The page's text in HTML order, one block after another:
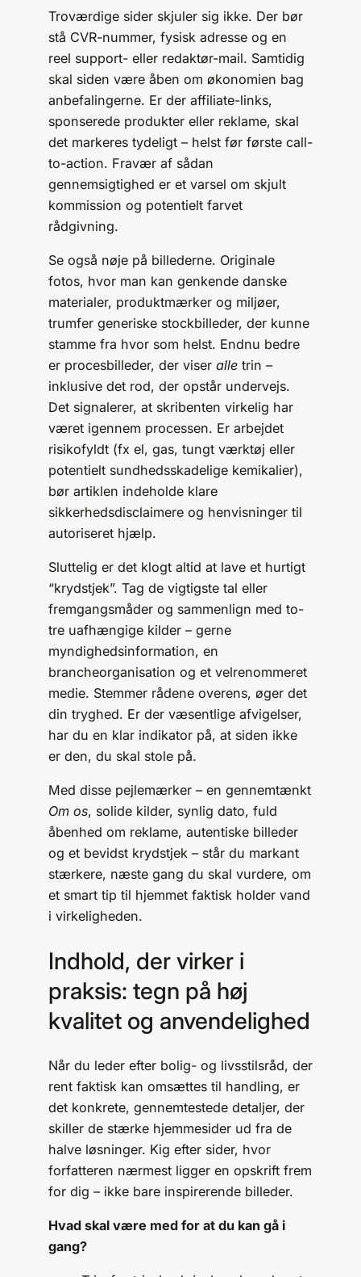
Troværdige sider skjuler sig ikke. Der bør
stå CVR-nummer, fysisk adresse og en
reel support- eller redaktør-mail. Samtidig
skal siden være åben om økonomien bag
anbefalingerne. Er der affiliate-links,
sponserede produkter eller reklame, skal
det markeres tydeligt – helst før første call-
to-action. Fravær af sådan
gennemsigtighed er et varsel om skjult
kommission og potentielt farvet
rådgivning.
Se også nøje på billederne. Originale
fotos, hvor man kan genkende danske
materialer, produktmærker og miljøer,
trumfer generiske stockbilleder, der kunne
stamme fra hvor som helst. Endnu bedre
er procesbilleder, der viser alle trin –
inklusive det rod, der opstår undervejs.
Det signalerer, at skribenten virkelig har
været igennem processen. Er arbejdet
risikofyldt (fx el, gas, tungt værktøj eller
potentielt sundhedsskadelige kemikalier),
bør artiklen indeholde klare
sikkerhedsdisclaimere og henvisninger til
autoriseret hjælp.
Sluttelig er det klogt altid at lave et hurtigt
“krydstjek”. Tag de vigtigste tal eller
fremgangsmåder og sammenlign med to-
tre uafhængige kilder – gerne
myndigheds­information, en
brancheorganisation og et velrenommeret
medie. Stemmer rådene overens, øger det
din tryghed. Er der væsentlige afvigelser,
har du en klar indikator på, at siden ikke
er den, du skal stole på.
Med disse pejlemærker – en gennemtænkt
Om os, solide kilder, synlig dato, fuld
åbenhed om reklame, autentiske billeder
og et bevidst krydstjek – står du markant
stærkere, næste gang du skal vurdere, om
et smart tip til hjemmet faktisk holder vand
i virkeligheden.
Indhold, der virker i
praksis: tegn på høj
kvalitet og anvendelighed
Når du leder efter bolig- og livsstilsråd, der
rent faktisk kan omsættes til handling, er
det konkrete, gennemtestede detaljer, der
skiller de stærke hjemmesider ud fra de
halve løsninger. Kig efter sider, hvor
forfatteren nærmest ligger en opskrift frem
for dig – ikke bare inspirerende billeder.
Hvad skal være med for at du kan gå i
gang?